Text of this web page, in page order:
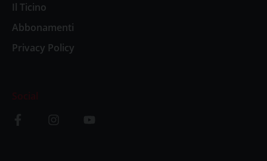
Il Ticino
Abbonamenti
Privacy Policy
Social